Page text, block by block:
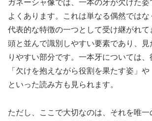
ガネーシャ像では、一本の牙が欠けた
よくあります。これは単なる偶然では
代表的な特徴の一つとして受け継がれて
頭と並んで識別しやすい要素であり、
りやすい部分です。一本牙については
「欠けを抱えながら役割を果たす姿」や
といった読み方も見られます。
ただし、ここで大切なのは、それを唯